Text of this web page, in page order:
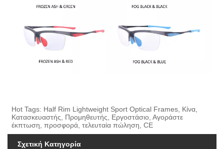
Hot Tags: Half Rim Lightweight Sport Optical Frames, Κίνα,
Κατασκευαστής, Προμηθευτής, Εργοστάσιο, Αγοράστε
έκπτωση, προσφορά, τελευταία πώληση, CE
Σχετική Κατηγορία